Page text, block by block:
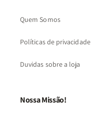
Quem Somos
Políticas de privacidade
Duvidas sobre a loja
Nossa Missão!